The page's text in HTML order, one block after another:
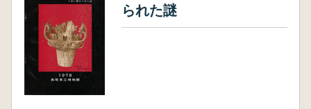
られた謎